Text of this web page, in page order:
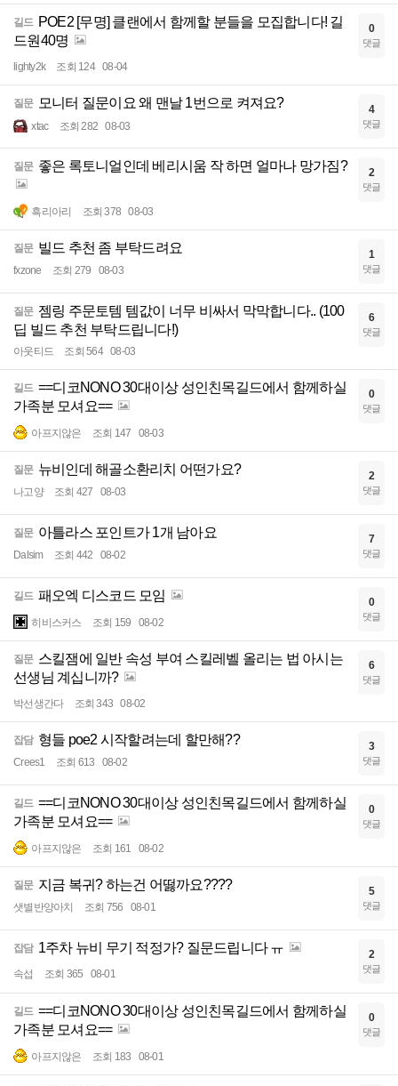
길드 POE2 [무명] 클랜에서 함께할 분들을 모집합니다! 길
드원40명
lighty2k 조회 124 08-04
0
댓글
질문 모니터 질문이요 왜 맨날 1번으로 켜져요?
xtac 조회 282 08-03
4
댓글
질문 좋은 록토니얼인데 베리시움 작 하면 얼마나 망가짐?
흑리아리 조회 378 08-03
2
댓글
질문 빌드 추천 좀 부탁드려요
fxzone 조회 279 08-03
1
댓글
질문 젬링 주문토템 템값이 너무 비싸서 막막합니다.. (100
딥 빌드 추천 부탁드립니다!)
아웃티드 조회 564 08-03
6
댓글
길드 ==디코NONO 30대이상 성인친목길드에서 함께하실
가족분 모셔요==
아프지않은 조회 147 08-03
0
댓글
질문 뉴비인데 해골소환리치 어떤가요?
나고양 조회 427 08-03
2
댓글
질문 아틀라스 포인트가 1개 남아요
Dalsim 조회 442 08-02
7
댓글
길드 패오엑 디스코드 모임
히비스커스 조회 159 08-02
0
댓글
질문 스킬잼에 일반 속성 부여 스킬레벨 올리는 법 아시는
선생님 계십니까?
박선생간다 조회 343 08-02
6
댓글
잡담 형들 poe2 시작할려는데 할만해??
Crees1 조회 613 08-02
3
댓글
길드 ==디코NONO 30대이상 성인친목길드에서 함께하실
가족분 모셔요==
아프지않은 조회 161 08-02
0
댓글
질문 지금 복귀? 하는건 어떯까요????
샛별반양아치 조회 756 08-01
5
댓글
잡담 1주차 뉴비 무기 적정가? 질문드립니다 ㅠ
속섭 조회 365 08-01
2
댓글
길드 ==디코NONO 30대이상 성인친목길드에서 함께하실
가족분 모셔요==
아프지않은 조회 183 08-01
0
댓글